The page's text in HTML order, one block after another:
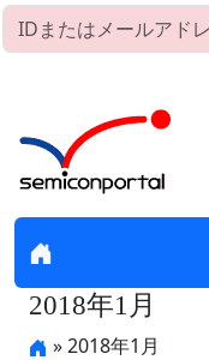
2018年1月
» 2018年1月